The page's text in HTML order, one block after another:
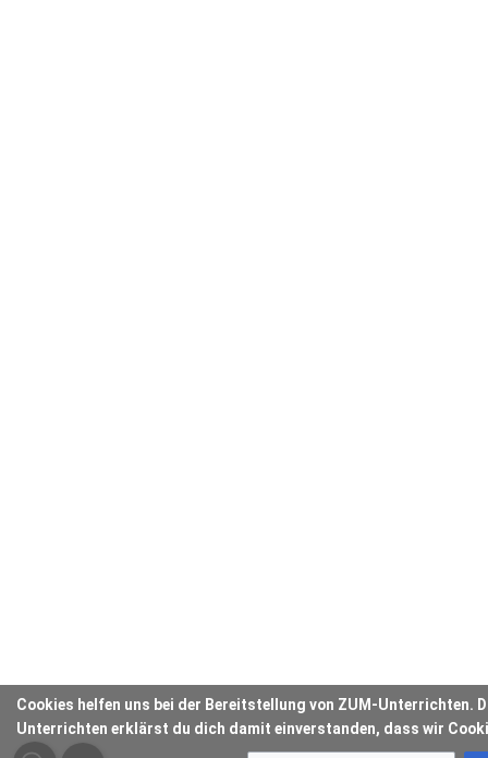
Cookies helfen uns bei der Bereitstellung von ZUM-Unterrichten.
Unterrichten erklärst du dich damit einverstanden, dass wir